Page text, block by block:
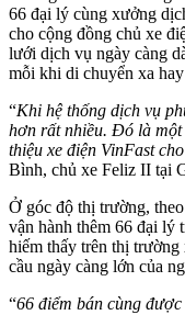
66 đại lý cùng xưởng
cho cộng đồng chủ xe
lưới dịch vụ ngày càng
mỗi khi di chuyển xa
“Khi hệ thống dịch vụ
hơn rất nhiều. Đó là một
thiệu xe điện VinFast
Bình, chủ xe Feliz II tại
Ở góc độ thị trường,
vận hành thêm 66 đại lý
hiếm thấy trên thị
cầu ngày càng lớn của
“66 điểm bán cùng